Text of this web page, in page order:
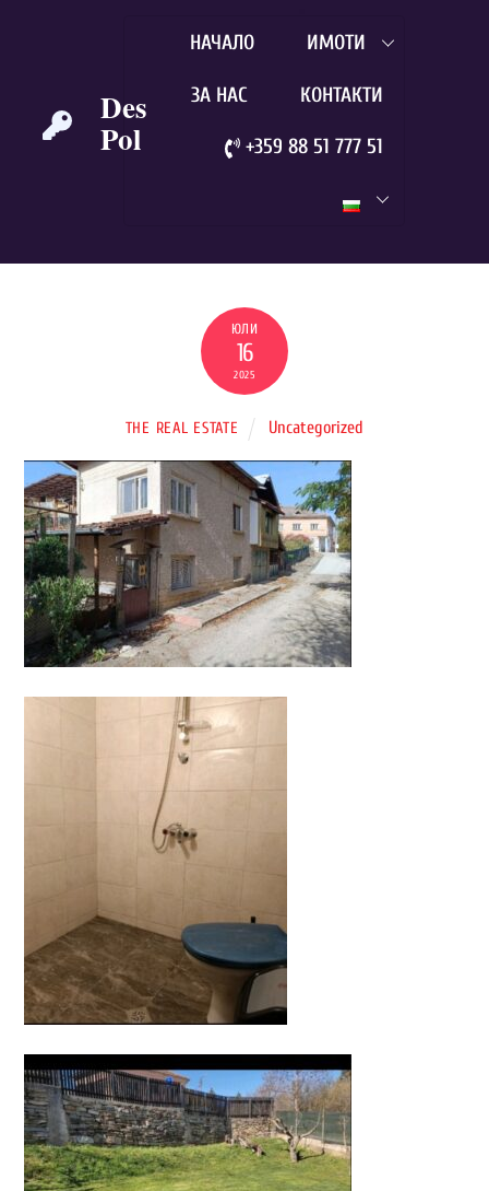
Des
Pol
НАЧАЛО ИМОТИ
ЗА НАС КОНТАКТИ
+359 88 51 777 51
ЮЛИ
16
2025
THE REAL ESTATE Uncategorized